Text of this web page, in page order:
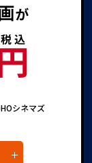
シネマズ